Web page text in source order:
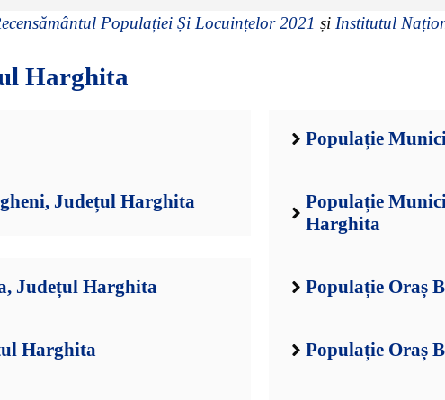
Populației Și Locuințelor 2021 și Institutul
Harghita
Populație
Județul Harghita
Populație
Harghita
Județul Harghita Populație Oraș
Harghita Populație Oraș